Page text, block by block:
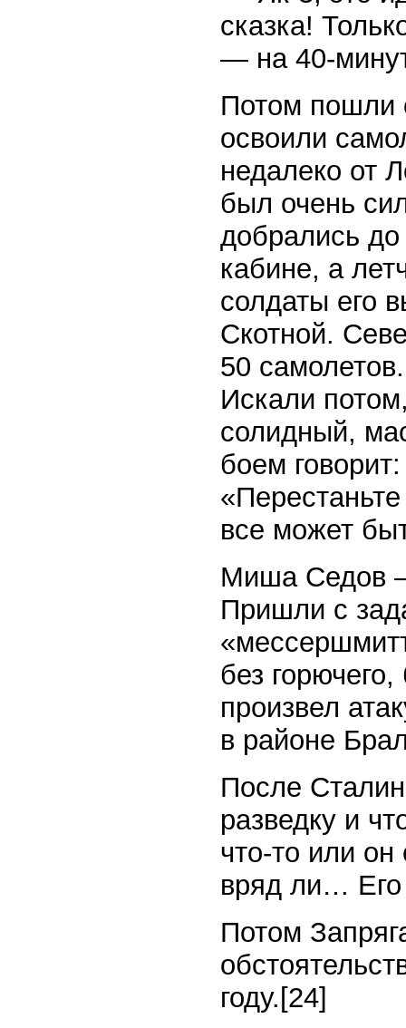
сказка!
— на 40-
Потом пошли
освоили
недалеко от
был очень
добрались
кабине, а
солдаты его
Скотной.
50
Искали
солидный,
боем
все может
Миша Седов
Пришли с
без
произвел
в районе
После
разведку и
что-то или
вряд ли… Его
Потом
году. [24]